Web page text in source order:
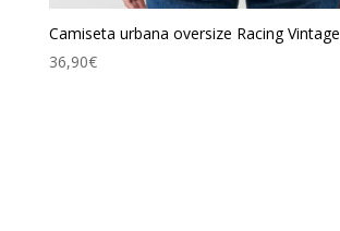
Camiseta urbana oversize Racing Vintage
36,90€